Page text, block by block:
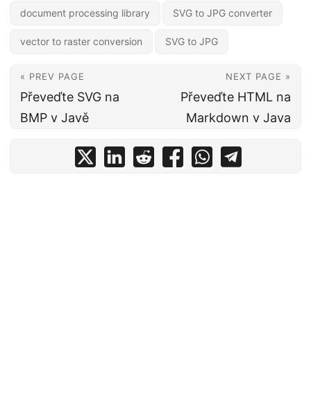
document processing library SVG to JPG converter
vector to raster conversion SVG to JPG
« PREV PAGE
Převeďte SVG na
BMP v Javě
NEXT PAGE »
Převeďte HTML na
Markdown v Java